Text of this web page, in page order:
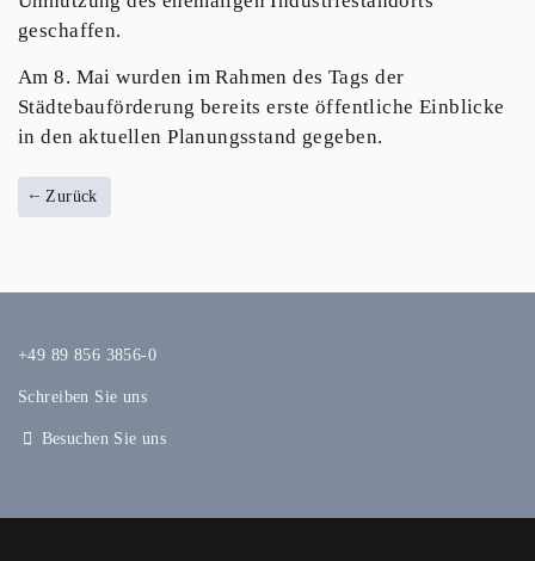
geschaffen.
Am 8. Mai wurden im Rahmen des Tags der
Städtebauförderung bereits erste öffentliche Einblicke
in den aktuellen Planungsstand gegeben.
Zurück
+49 89 856 3856-0
Schreiben Sie uns
Besuchen Sie uns